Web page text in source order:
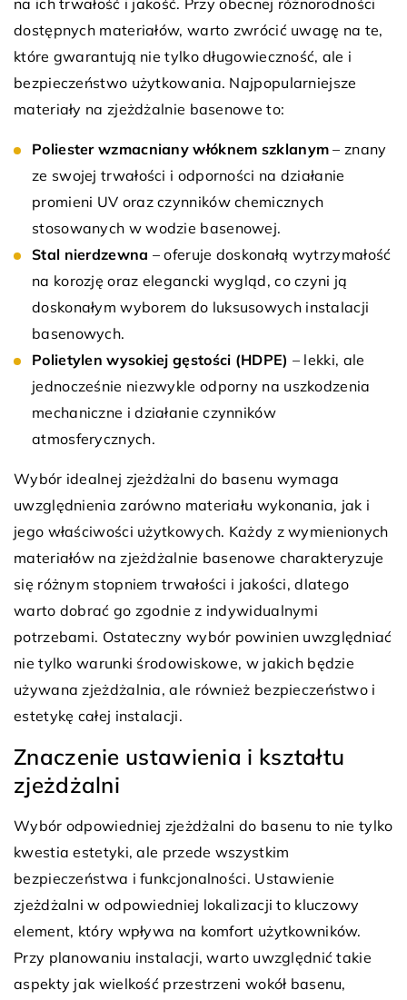
na ich trwałość i jakość. Przy obecnej różnorodności
dostępnych materiałów, warto zwrócić uwagę na te,
które gwarantują nie tylko długowieczność, ale i
bezpieczeństwo użytkowania. Najpopularniejsze
materiały na zjeżdżalnie basenowe to:
Poliester wzmacniany włóknem szklanym – znany
ze swojej trwałości i odporności na działanie
promieni UV oraz czynników chemicznych
stosowanych w wodzie basenowej.
Stal nierdzewna – oferuje doskonałą wytrzymałość
na korozję oraz elegancki wygląd, co czyni ją
doskonałym wyborem do luksusowych instalacji
basenowych.
Polietylen wysokiej gęstości (HDPE) – lekki, ale
jednocześnie niezwykle odporny na uszkodzenia
mechaniczne i działanie czynników
atmosferycznych.
Wybór idealnej zjeżdżalni do basenu wymaga
uwzględnienia zarówno materiału wykonania, jak i
jego właściwości użytkowych. Każdy z wymienionych
materiałów na zjeżdżalnie basenowe charakteryzuje
się różnym stopniem trwałości i jakości, dlatego
warto dobrać go zgodnie z indywidualnymi
potrzebami. Ostateczny wybór powinien uwzględniać
nie tylko warunki środowiskowe, w jakich będzie
używana zjeżdżalnia, ale również bezpieczeństwo i
estetykę całej instalacji.
Znaczenie ustawienia i kształtu
zjeżdżalni
Wybór odpowiedniej zjeżdżalni do basenu to nie tylko
kwestia estetyki, ale przede wszystkim
bezpieczeństwa i funkcjonalności. Ustawienie
zjeżdżalni w odpowiedniej lokalizacji to kluczowy
element, który wpływa na komfort użytkowników.
Przy planowaniu instalacji, warto uwzględnić takie
aspekty jak wielkość przestrzeni wokół basenu,